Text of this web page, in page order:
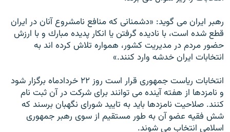
رهبر ايران مى گويد: «دشمنانى كه منافع نامشروع آنان در ايران
قطع شده است، با ناديده گرفتن يا انكار پديده مبارك و با ارزش
حضور مردم در مديريت كشور، همواره تلاش كرده ‌اند به
انتخابات ايران خدشه وارد كنند.»
انتخابات رياست جمهورى قرار است روز ۲۲ خردادماه برگزار شود
و نامزدها از هفته آينده مى توانند براى شركت در آن ثبت نام
كنند. صلاحيت نامزدها بايد به تاييد شوراى نگهبان برسند كه
شش فقيه عضو آن به طور مستقيم از سوى رهبر جمهورى
اسلامى انتخاب مى شوند.